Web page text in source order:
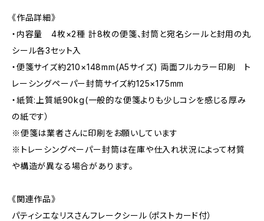
《作品詳細》
・内容量 4枚×2種 計8枚の便箋、封筒と宛名シールと封用の丸
シール各3セット入
・便箋サイズ約210×148mm(A5サイズ) 両面フルカラー印刷 ト
レーシングペーパー封筒サイズ約125×175mm
・紙質:上質紙90kg(一般的な便箋よりも少しコシを感じる厚み
の紙です）
※便箋は業者さんに印刷をお願いしています
※トレーシングペーパー封筒は在庫や仕入れ状況によって材質
や構造が異なる場合があります。
《関連作品》
パティシエなリスさんフレークシール（ポストカード付）